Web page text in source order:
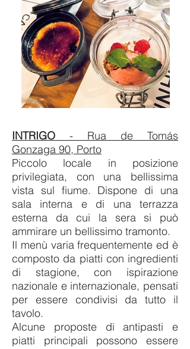
INTRIGO - Rua de Tomás
Gonzaga 90, Porto
Piccolo locale in posizione
privilegiata, con una bellissima
vista sul fiume. Dispone di una
sala interna e di una terrazza
esterna da cui la sera si può
ammirare un bellissimo tramonto.
Il menù varia frequentemente ed è
composto da piatti con ingredienti
di stagione, con ispirazione
nazionale e internazionale, pensati
per essere condivisi da tutto il
tavolo.
Alcune proposte di antipasti e
piatti principali possono essere